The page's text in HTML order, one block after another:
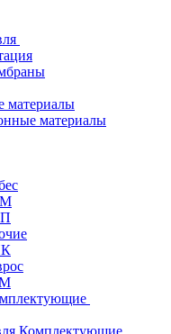
материалы
материалы
Комплектующие